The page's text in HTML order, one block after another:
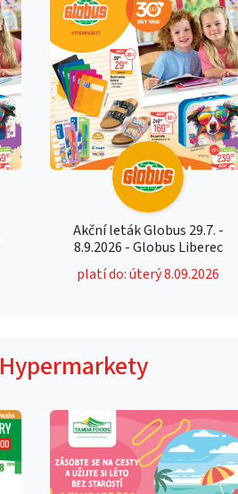
Akční leták Globus 29.7. -
8.9.2026 - Globus Liberec
platí do: úterý 8.09.2026
Hypermarkety